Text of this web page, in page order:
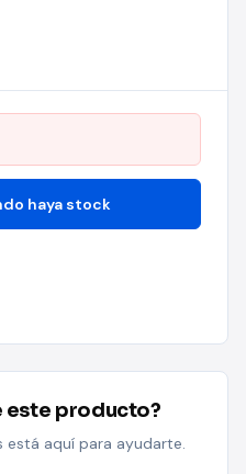
haya stock
este producto?
aquí para ayudarte.